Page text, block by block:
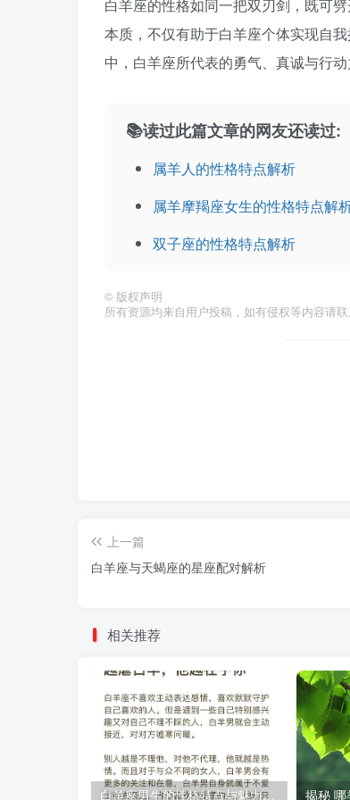
白羊座的性格如同一把双刃剑，既可
本质，不仅有助于白羊座个体实现自
中，白羊座所代表的勇气、真诚与行
📚读过此篇文章的网友还读过:
属羊人的性格特点解析
属羊摩羯座女生的性格特点解
双子座的性格特点解析
© 版权声明
所有资源均来自用户投稿，如有侵权等内容请联
上一篇
白羊座与天蝎座的星座配对解析
相关推荐
白羊座男生的性格特点与魅力解析